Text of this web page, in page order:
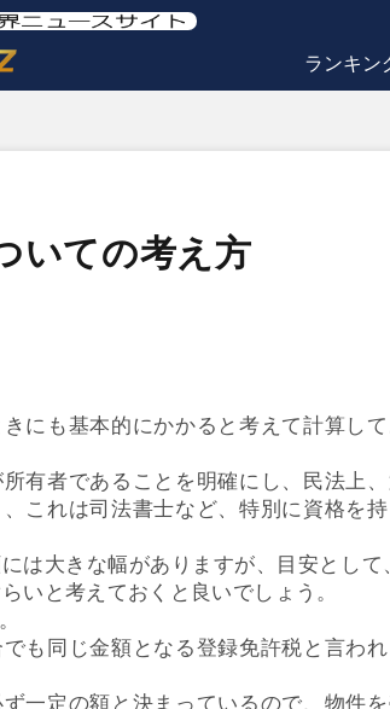
ランキン
いての考え方
にも基本的にかかると考えて計算し
有者であることを明確にし、民法上
これは司法書士など、特別に資格を
は大きな幅がありますが、目安とし
いと考えておくと良いでしょう。
も同じ金額となる登録免許税と言わ
一定の額と決まっているので、物件